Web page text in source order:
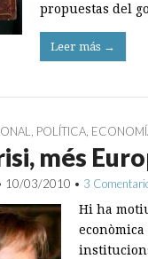
propuestas del
Leer más →
POLÍTICA
més
10/03/2010 • 3
Hi ha